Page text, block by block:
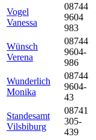
Vogel
Vanessa
08744
9604
983
Wünsch
Verena
08744
9604-
986
Wunderlich
Monika
08744
9604-
43
Standesamt
Vilsbiburg
08741
305-
439